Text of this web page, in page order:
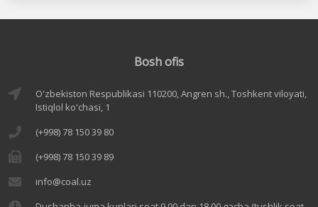
Bosh ofis
O'zbekiston Respublikasi 110200, Angren sh., Toshkent viloyati,
Istiqlol ko'chasi, 1
(+998) 78 150 39 80
(+998) 78 150 39 89
info@coal.uz